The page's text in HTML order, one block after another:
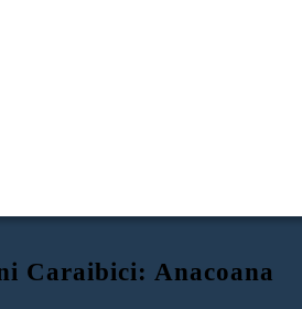
Caraibici: Anacoana